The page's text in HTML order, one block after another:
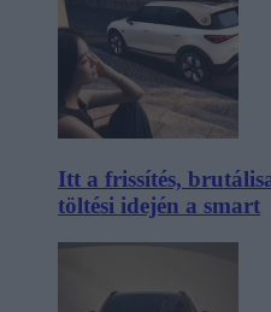
Itt a frissítés,
töltési idején a smart